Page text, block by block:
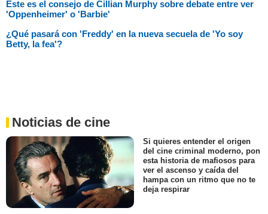
Este es el consejo de Cillian Murphy sobre debate entre ver
'Oppenheimer' o 'Barbie'
¿Qué pasará con 'Freddy' en la nueva secuela de 'Yo soy
Betty, la fea'?
Noticias de cine
Si quieres entender el origen
del cine criminal moderno, pon
esta historia de mafiosos para
ver el ascenso y caída del
hampa con un ritmo que no te
deja respirar